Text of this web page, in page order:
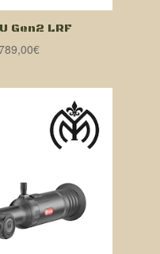
Gen2 LRF
€